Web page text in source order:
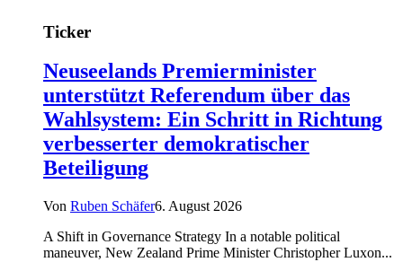
Ticker
Neuseelands Premierminister
unterstützt Referendum über das
Wahlsystem: Ein Schritt in Richtung
verbesserter demokratischer
Beteiligung
Von Ruben Schäfer6. August 2026
A Shift in Governance Strategy In a notable political
maneuver, New Zealand Prime Minister Christopher Luxon...